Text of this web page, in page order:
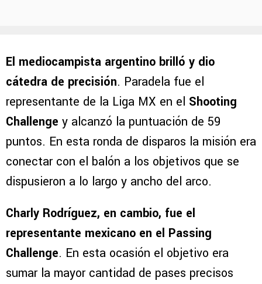
El mediocampista argentino brilló y dio
cátedra de precisión. Paradela fue el
representante de la Liga MX en el Shooting
Challenge y alcanzó la puntuación de 59
puntos. En esta ronda de disparos la misión era
conectar con el balón a los objetivos que se
dispusieron a lo largo y ancho del arco.
Charly Rodríguez, en cambio, fue el
representante mexicano en el Passing
Challenge. En esta ocasión el objetivo era
sumar la mayor cantidad de pases precisos